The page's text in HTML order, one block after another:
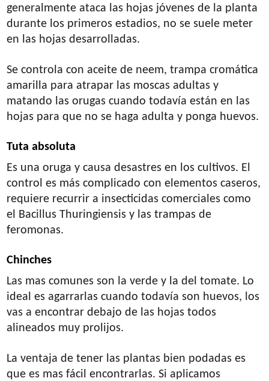
generalmente ataca las hojas jóvenes de la planta
durante los primeros estadios, no se suele meter
en las hojas desarrolladas.
Se controla con aceite de neem, trampa cromática
amarilla para atrapar las moscas adultas y
matando las orugas cuando todavía están en las
hojas para que no se haga adulta y ponga huevos.
Tuta absoluta
Es una oruga y causa desastres en los cultivos. El
control es más complicado con elementos caseros,
requiere recurrir a insecticidas comerciales como
el Bacillus Thuringiensis y las trampas de
feromonas.
Chinches
Las mas comunes son la verde y la del tomate. Lo
ideal es agarrarlas cuando todavía son huevos, los
vas a encontrar debajo de las hojas todos
alineados muy prolijos.
La ventaja de tener las plantas bien podadas es
que es mas fácil encontrarlas. Si aplicamos